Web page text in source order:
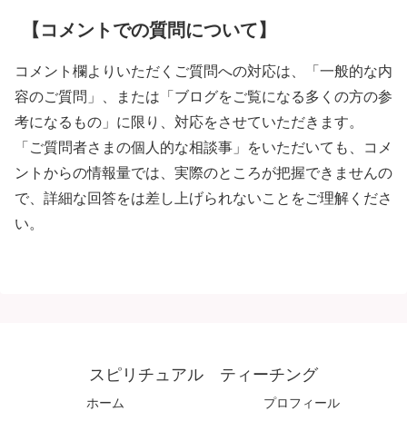
【コメントでの質問について】
コメント欄よりいただくご質問への対応は、「一般的な内
容のご質問」、または「ブログをご覧になる多くの方の参
考になるもの」に限り、対応をさせていただきます。
「ご質問者さまの個人的な相談事」をいただいても、コメ
ントからの情報量では、実際のところが把握できませんの
で、詳細な回答をは差し上げられないことをご理解くださ
い。
スピリチュアル ティーチング
ホーム プロフィール